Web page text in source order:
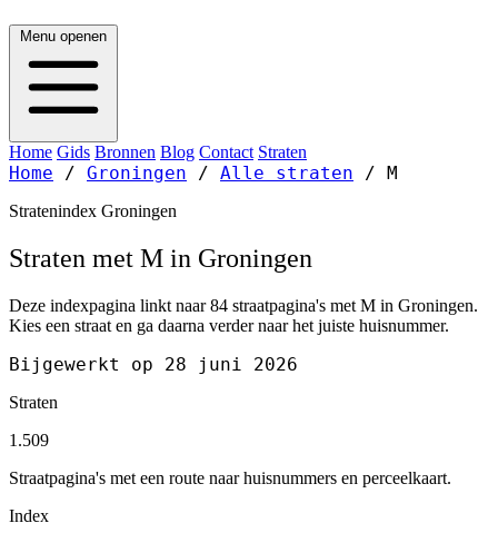
Menu openen
Home Gids Bronnen Blog Contact Straten
Home / Groningen / Alle straten / M
Stratenindex Groningen
Straten met M in Groningen
Deze indexpagina linkt naar 84 straatpagina's met M in Groningen.
Kies een straat en ga daarna verder naar het juiste huisnummer.
Bijgewerkt op 28 juni 2026
Straten
1.509
Straatpagina's met een route naar huisnummers en perceelkaart.
Index